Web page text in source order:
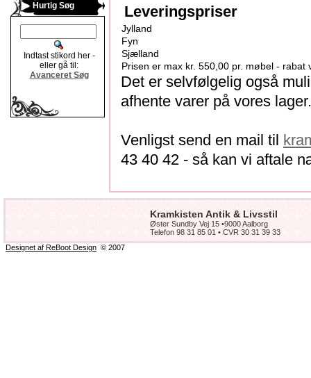
Hurtig Søg
Indtast stikord her -
eller gå til:
Avanceret Søg
Leveringspriser
Jylland
Fyn
Sjælland
Prisen er max kr. 550,00 pr. møbel -
Det er selvfølgelig også
afhente varer på vores lager.
Venligst send en mail til
43 40 42 - så kan vi aftale
Kramkisten Antik & Livsstil
Øster Sundby Vej 15 •9000 Aalborg
Telefon 98 31 85 01 • CVR 30 31 39 33
Designet af ReBoot Design © 2007